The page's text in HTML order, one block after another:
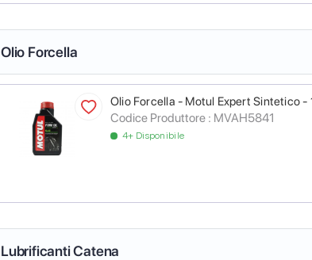
Olio Forcella
Olio Forcella - Motul Expert Sintetico -
Codice Produttore : MVAH5841
4+ Disponibile
Lubrificanti Catena